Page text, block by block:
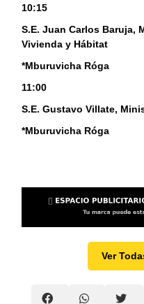
10:15
S.E. Juan Carlos Baruja,
Vivienda y Hábitat
*Mburuvicha Róga
11:00
S.E. Gustavo Villate,
*Mburuvicha Róga
Ver